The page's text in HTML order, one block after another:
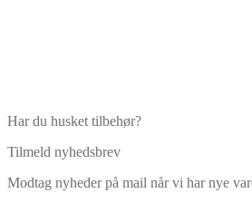
Har du husket tilbehør?
Tilmeld nyhedsbrev
Modtag nyheder på mail når vi har nye